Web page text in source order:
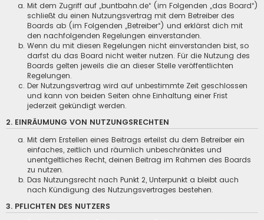
Mit dem Zugriff auf „buntbahn.de“ (im Folgenden „das Board“)
schließt du einen Nutzungsvertrag mit dem Betreiber des
Boards ab (im Folgenden „Betreiber“) und erklärst dich mit
den nachfolgenden Regelungen einverstanden.
Wenn du mit diesen Regelungen nicht einverstanden bist, so
darfst du das Board nicht weiter nutzen. Für die Nutzung des
Boards gelten jeweils die an dieser Stelle veröffentlichten
Regelungen.
Der Nutzungsvertrag wird auf unbestimmte Zeit geschlossen
und kann von beiden Seiten ohne Einhaltung einer Frist
jederzeit gekündigt werden.
2. EINRÄUMUNG VON NUTZUNGSRECHTEN
Mit dem Erstellen eines Beitrags erteilst du dem Betreiber ein
einfaches, zeitlich und räumlich unbeschränktes und
unentgeltliches Recht, deinen Beitrag im Rahmen des Boards
zu nutzen.
Das Nutzungsrecht nach Punkt 2, Unterpunkt a bleibt auch
nach Kündigung des Nutzungsvertrages bestehen.
3. PFLICHTEN DES NUTZERS